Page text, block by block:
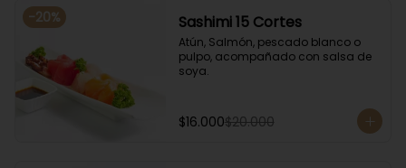
-20% Sashimi 15 Cortes
Atún, Salmón, pescado blanco o
pulpo, acompañado con salsa de
soya.
$16.000$20.000